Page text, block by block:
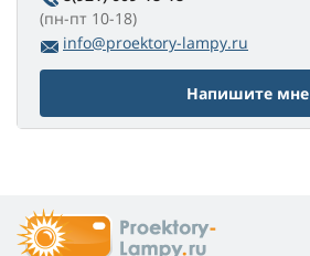
(пн-пт 10-18)
info@proektory-lampy.ru
Напишите мне